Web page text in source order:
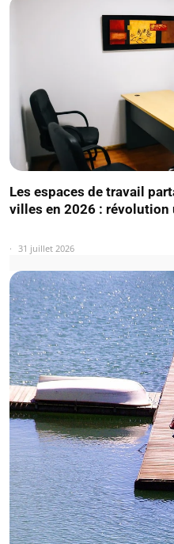
Les espaces de travail
villes en 2026 : révolution
31 juillet 2026